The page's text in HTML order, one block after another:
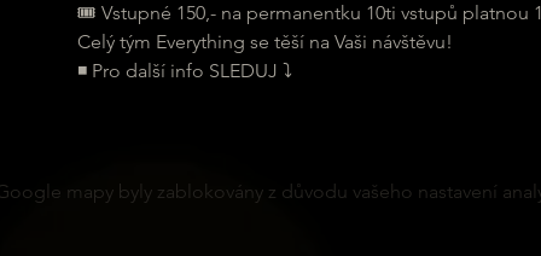
🎟 Vstupné 150,- na permanentku 10ti vstupů platnou
Celý tým Everything se těší na Vaši návštěvu!
◾ Pro další info SLEDUJ ⤵
mapy byly zablokovány z důvodu vašeho nastavení